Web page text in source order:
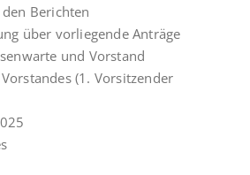
Berichten
über vorliegende Anträge
und Vorstand
(1. Vorsitzender